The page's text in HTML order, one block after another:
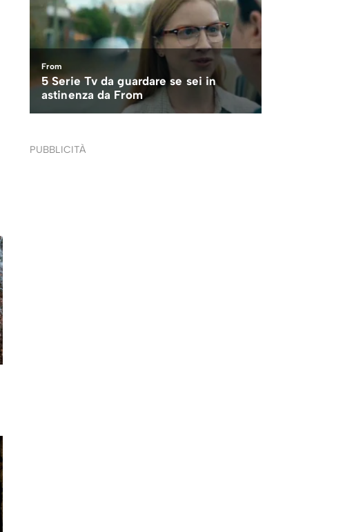
PUBBLICITÀ